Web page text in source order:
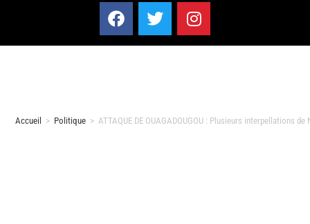
Accueil > Politique > ATTAQUE DE OUAGADOUGOU : Plusieurs interpellations